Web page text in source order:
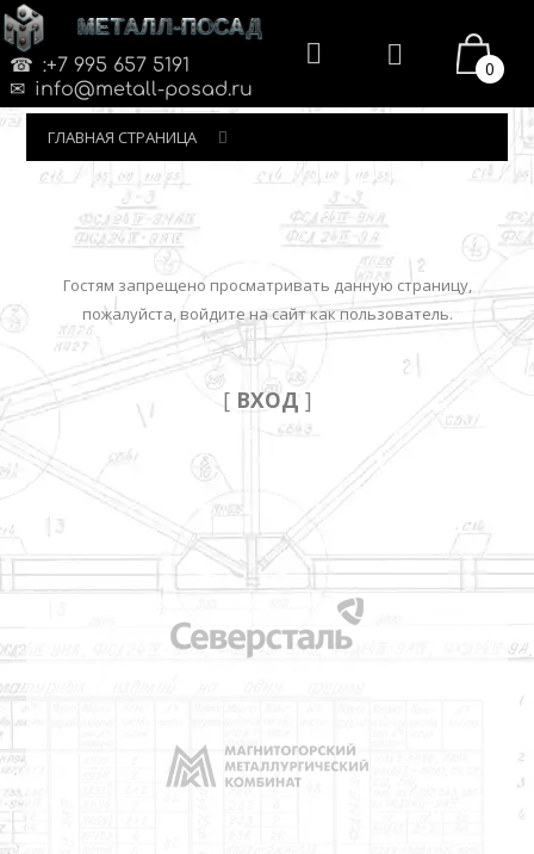
МЕТАЛЛ-ПОСАД
:+7 995 657 5191
info@metall-posad.ru
0
ГЛАВНАЯ СТРАНИЦА
Гостям запрещено просматривать данную страницу,
пожалуйста, войдите на сайт как пользователь.
[ ВХОД ]